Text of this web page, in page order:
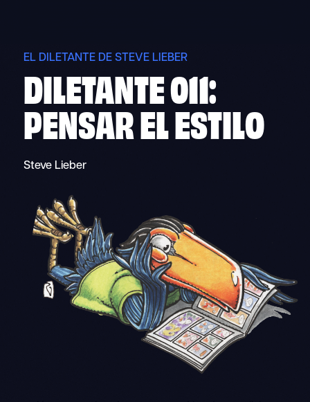
EL DILETANTE DE STEVE LIEBER
DILETANTE 011:
PENSAR EL ESTILO
Steve Lieber